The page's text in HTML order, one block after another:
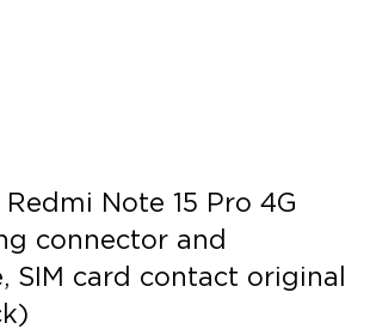
Note 15 Pro 4G
connector and
SIM card contact original